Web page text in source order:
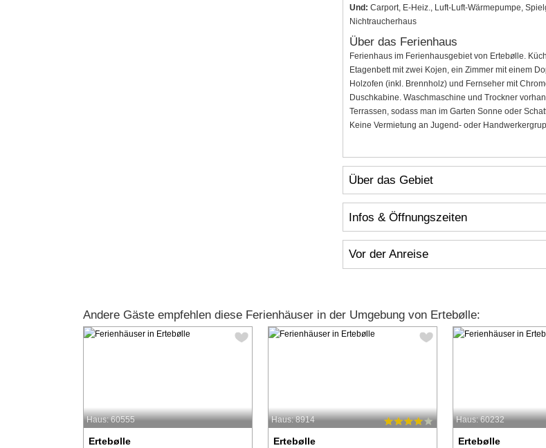
Und: Carport, E-Heiz., Luft-Luft-Wärmepumpe,
Nichtraucherhaus
Über das Ferienhaus
Ferienhaus im Ferienhausgebiet von Ertebølle.
Etagenbett mit zwei Kojen, ein Zimmer mit einem
Holzofen (inkl. Brennholz) und Fernseher mit
Duschkabine. Waschmaschine und Trockner
Terrassen, sodass man im Garten Sonne oder
Keine Vermietung an Jugend- oder
Über das Gebiet
Infos & Öffnungszeiten
Vor der Anreise
Andere Gäste empfehlen diese Ferienhäuser in der Umgebung von Ertebølle:
Haus: 60555
Ertebølle
Haus: 8914
Ertebølle
Haus: 60232
Ertebølle